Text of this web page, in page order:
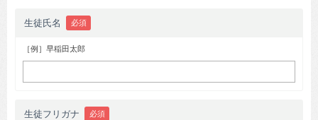
生徒氏名 必須
［例］早稲田太郎
生徒フリガナ 必須